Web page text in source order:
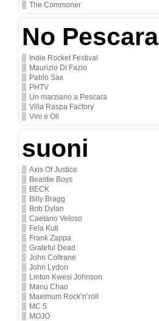
The Commoner
No Pescara
Indie Rocket Festival
Maurizio Di Fazio
Pablo Sax
PHTV
Un marziano a Pescara
Villa Raspa Factory
Vini e Oli
suoni
Axis Of Justice
Beastie Boys
BECK
Billy Bragg
Bob Dylan
Caetano Veloso
Fela Kuti
Frank Zappa
Grateful Dead
John Coltrane
John Lydon
Linton Kwesi Johnson
Manu Chao
Maximum Rock’n’roll
MC 5
MOJO